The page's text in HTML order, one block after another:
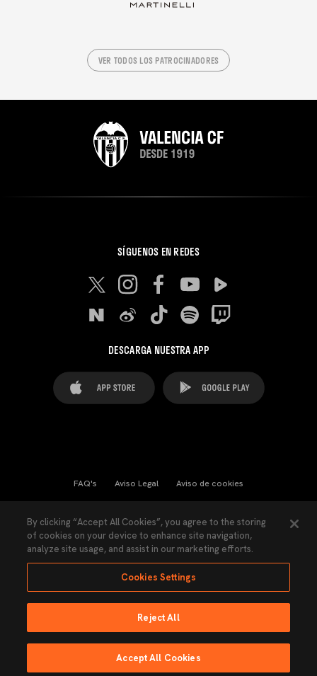
VER TODOS LOS PATROCINADORES
SÍGUENOS EN REDES
DESCARGA NUESTRA APP
FAQ's Aviso Legal Aviso de cookies
Ley Transparencia Política de Privacidad
Accesibilidad
Ninguna parte de esta página puede ser reproducida sin el permiso del Valencia
Hecho por Lobo.
By clicking “Accept All Cookies”, you agree to the storing
of cookies on your device to enhance site navigation,
analyze site usage, and assist in our marketing efforts.
Cookies Settings
Reject All
Accept All Cookies